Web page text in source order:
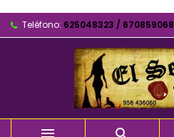
Teléfono: 625048323 / 670859068